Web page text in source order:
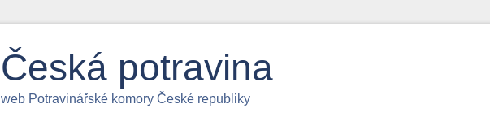
Česká potravina
web Potravinářské komory České republiky